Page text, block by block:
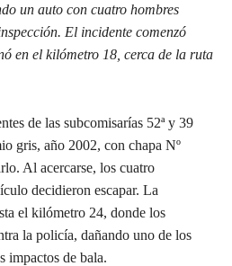
un auto con cuatro hombres
El incidente comenzó
en el kilómetro 18, cerca de la ruta
de las subcomisarías 52ª y 39
gris, año 2002, con chapa Nº
Al acercarse, los cuatro
decidieron escapar. La
el kilómetro 24, donde los
la policía, dañando uno de los
impactos de bala.